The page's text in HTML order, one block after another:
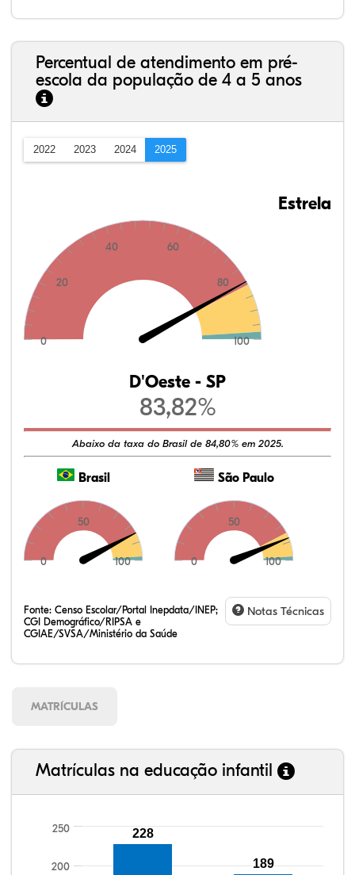
Percentual de atendimento em pré-
escola da população de 4 a 5 anos
2022 2023 2024 2025
0
20
40 60
80
100
Estrela
D'Oeste - SP
83,82%
Abaixo da taxa do Brasil de 84,80% em 2025.
Brasil
0
50
100
São Paulo
0
50
100
Fonte: Censo Escolar/Portal Inepdata/INEP;
CGI Demográfico/RIPSA e
CGIAE/SVSA/Ministério da Saúde
Notas Técnicas
MATRÍCULAS
Matrículas na educação infantil
200
250 228
189